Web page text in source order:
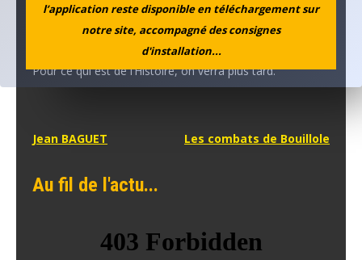
l’application reste disponible en téléchargement sur
notre site, accompagné des consignes
d'installation...
… Ensemble passeurs de mémoire !
Pour ce qui est de l’Histoire, on verra plus tard.
Navigation
l’article
Jean BAGUET Les combats de Bouillole
Au fil de l'actu...